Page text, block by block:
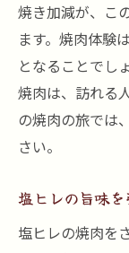
焼き加減が、こ
ます。焼肉体験
となることでし
焼肉は、訪れる
の焼肉の旅では
さい。
塩ヒレの旨味
塩ヒレの焼肉を